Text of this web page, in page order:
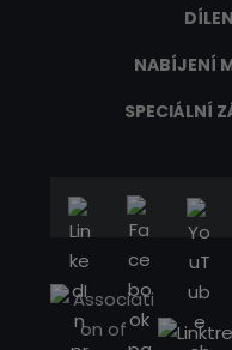
NABÍJENÍ
SPECIÁLNÍ